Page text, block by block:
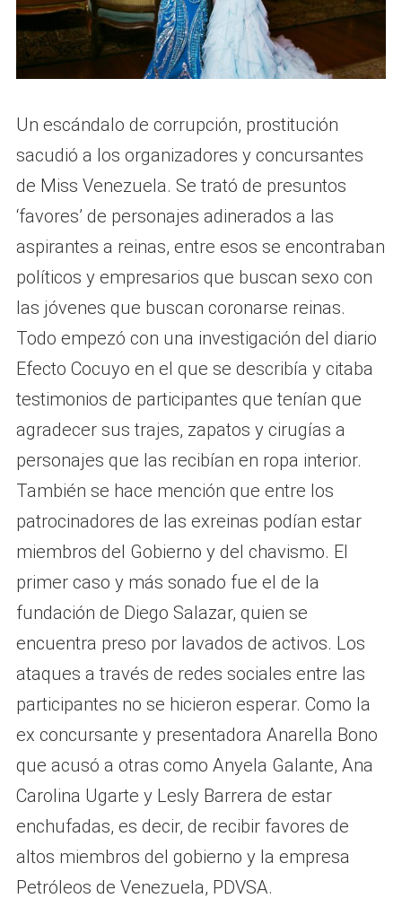
Un escándalo de corrupción, prostitución
sacudió a los organizadores y concursantes
de Miss Venezuela. Se trató de presuntos
‘favores’ de personajes adinerados a las
aspirantes a reinas, entre esos se encontraban
políticos y empresarios que buscan sexo con
las jóvenes que buscan coronarse reinas.
Todo empezó con una investigación del diario
Efecto Cocuyo en el que se describía y citaba
testimonios de participantes que tenían que
agradecer sus trajes, zapatos y cirugías a
personajes que las recibían en ropa interior.
También se hace mención que entre los
patrocinadores de las exreinas podían estar
miembros del Gobierno y del chavismo. El
primer caso y más sonado fue el de la
fundación de Diego Salazar, quien se
encuentra preso por lavados de activos. Los
ataques a través de redes sociales entre las
participantes no se hicieron esperar. Como la
ex concursante y presentadora Anarella Bono
que acusó a otras como Anyela Galante, Ana
Carolina Ugarte y Lesly Barrera de estar
enchufadas, es decir, de recibir favores de
altos miembros del gobierno y la empresa
Petróleos de Venezuela, PDVSA.